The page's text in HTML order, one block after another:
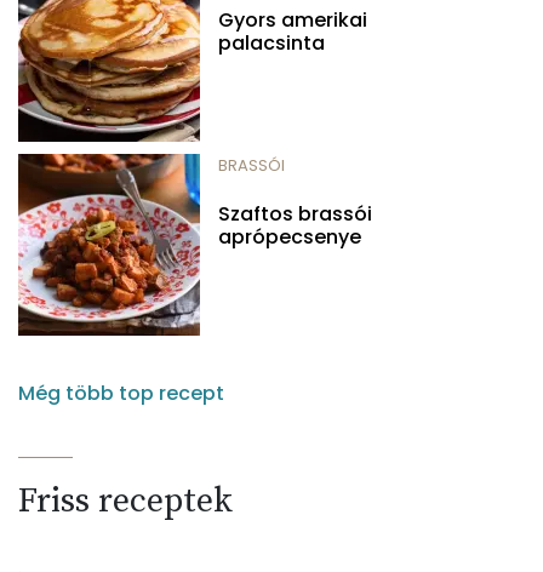
Gyors amerikai
palacsinta
BRASSÓI
Szaftos brassói
aprópecsenye
Még több top recept
Friss receptek